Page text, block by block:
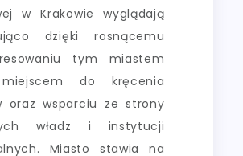
w Krakowie wyglądają
dzięki rosnącemu
tym miastem
do kręcenia
oraz wsparciu ze strony
władz i instytucji
Miasto stawia na